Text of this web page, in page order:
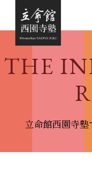
THE
⽴命館⻄園寺塾